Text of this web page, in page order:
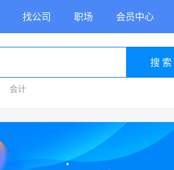
找公司 职场 会员中心
搜 索
会计